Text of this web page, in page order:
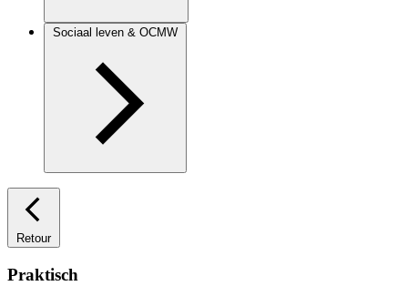
Sociaal leven & OCMW
Retour
Praktisch